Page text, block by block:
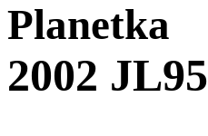
Planetka
2002 JL95